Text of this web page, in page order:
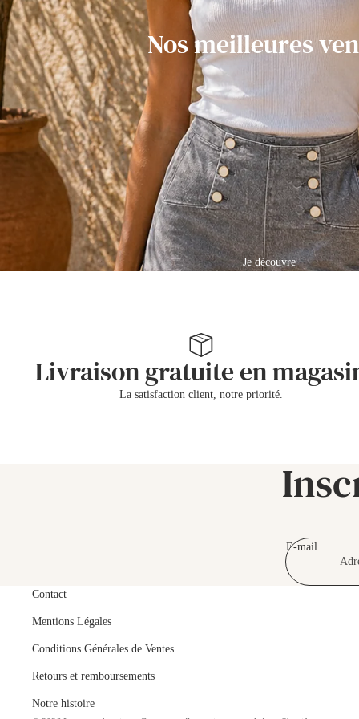
Nos meilleures
Je découvre
Livraison gratuite en
La satisfaction client, notre priorité.
E-mail
Contact
Mentions Légales
Conditions Générales de Ventes
Retours et remboursements
Notre histoire